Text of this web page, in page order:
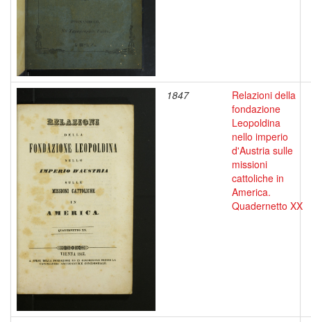
1847
Relazioni della
fondazione
Leopoldina
nello imperio
d'Austria sulle
missioni
cattoliche in
America.
Quadernetto XX